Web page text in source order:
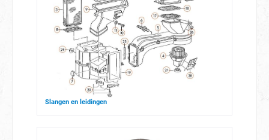
Slangen en leidingen